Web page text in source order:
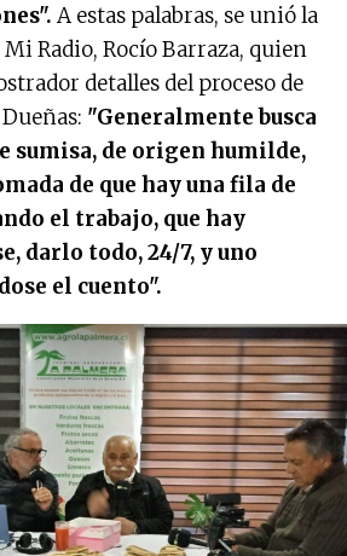
A estas palabras, se unió la
Radio, Rocío Barraza, quien
detalles del proceso de
"Generalmente busca
sumisa, de origen humilde,
de que hay una fila de
el trabajo, que hay
darlo todo, 24/7, y uno
el cuento".